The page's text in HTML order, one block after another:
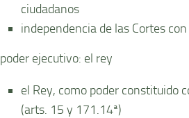
ciudadanos
independencia de las Cortes
poder ejecutivo: el rey
el Rey, como poder constituido
(arts. 15 y 171.14ª)